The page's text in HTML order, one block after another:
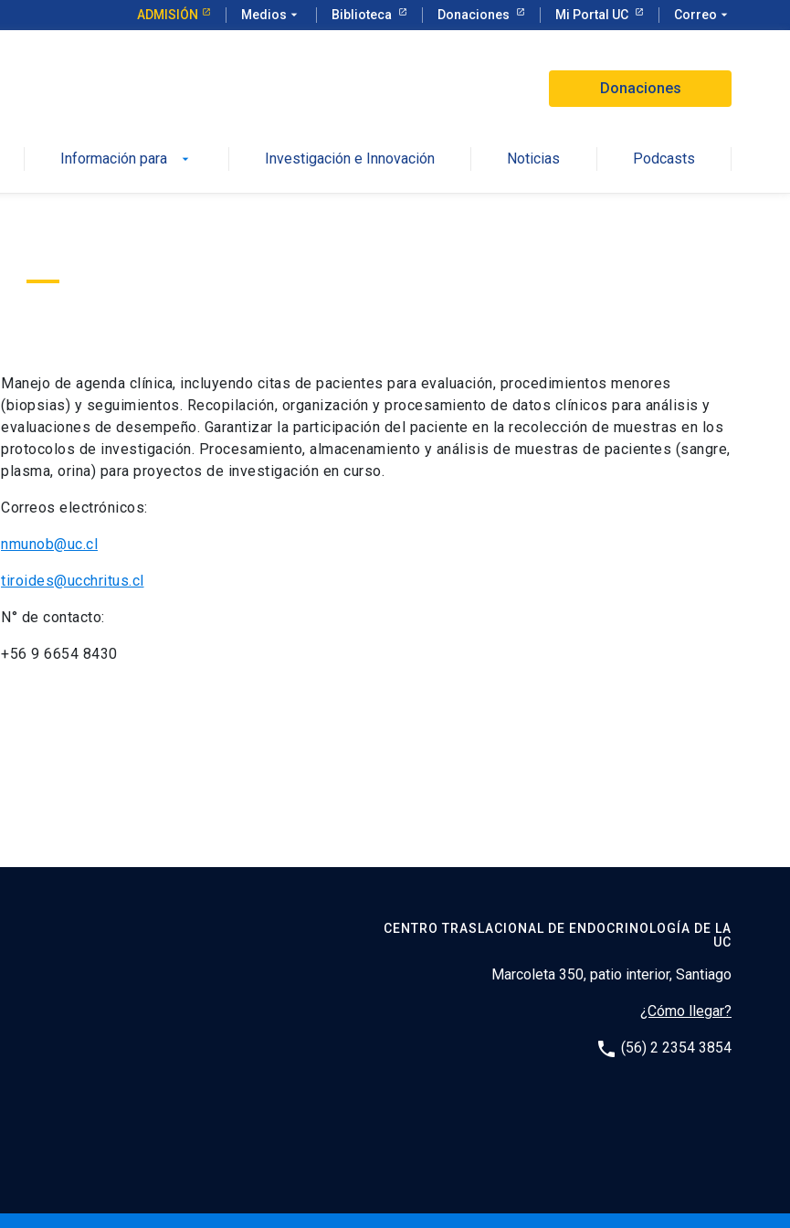
ADMISIÓN Medios arrow_drop_down Biblioteca Donaciones Mi Portal UC Correo arrow_drop_down
Donaciones
Información para Investigación e Innovación Noticias Podcasts
Manejo de agenda clínica, incluyendo citas de pacientes para evaluación, procedimientos menores
(biopsias) y seguimientos. Recopilación, organización y procesamiento de datos clínicos para análisis y
evaluaciones de desempeño. Garantizar la participación del paciente en la recolección de muestras en los
protocolos de investigación. Procesamiento, almacenamiento y análisis de muestras de pacientes (sangre,
plasma, orina) para proyectos de investigación en curso.
Correos electrónicos:
nmunob@uc.cl
tiroides@ucchritus.cl
N° de contacto:
+56 9 6654 8430
CENTRO TRASLACIONAL DE ENDOCRINOLOGÍA DE LA
UC
Marcoleta 350, patio interior, Santiago
¿Cómo llegar?
phone (56) 2 2354 3854